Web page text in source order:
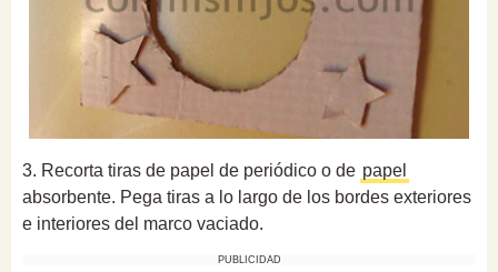
3. Recorta tiras de papel de periódico o de papel
absorbente. Pega tiras a lo largo de los bordes exteriores
e interiores del marco vaciado.
PUBLICIDAD